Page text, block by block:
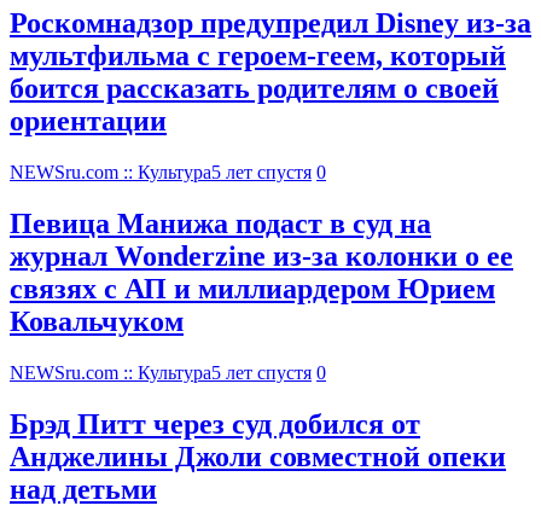
Роскомнадзор предупредил Disney из-за
мультфильма c героем-геем, который
боится рассказать родителям о своей
ориентации
NEWSru.com :: Культура5 лет спустя 0
Певица Манижа подаст в суд на
журнал Wonderzine из-за колонки о ее
связях с АП и миллиардером Юрием
Ковальчуком
NEWSru.com :: Культура5 лет спустя 0
Брэд Питт через суд добился от
Анджелины Джоли совместной опеки
над детьми